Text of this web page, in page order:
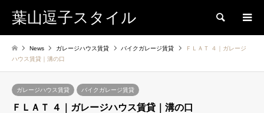
葉山逗子スタイル 検索
News ガレージハウス賃貸 バイクガレージ賃貸
ＦＬＡＴ ４｜ガレージ
ハウス賃貸｜溝の口
ガレージハウス賃貸 バイクガレージ賃貸
ＦＬＡＴ ４｜ガレージハウス賃貸｜溝の口